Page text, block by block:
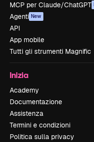
MCP per Claude/ChatGPT
Agenti New
API
App mobile
Tutti gli strumenti Magnific
Inizia
Academy
Documentazione
Assistenza
Termini e condizioni
Politica sulla privacy